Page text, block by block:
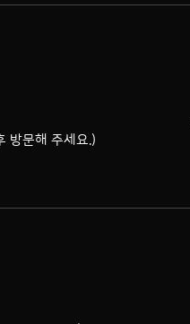
방문해 주세요.)